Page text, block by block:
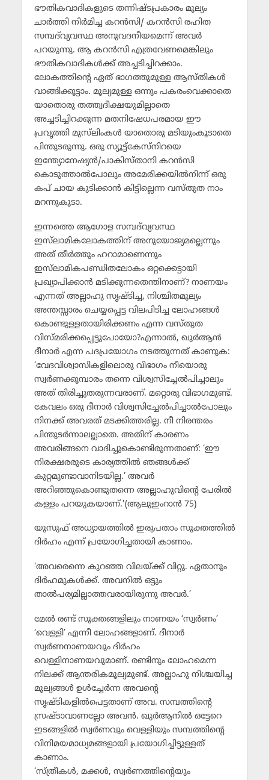
ഭൗതികവാദികളുടെ തന്നിഷ്ടപ്രകാരം മൂല്യം
ചാര്‍ത്തി നിര്‍മിച്ച കറന്‍സി/ കറന്‍സി രഹിത
സമ്പദ്‌വ്യവസ്ഥ അനുവദനീയമെന്ന് അവര്‍
പറയുന്നു. ആ കറന്‍സി എത്രവേണമെങ്കിലും
ഭൗതികവാദികള്‍ക്ക് അച്ചടിച്ചിറക്കാം.
ലോകത്തിന്റെ ഏത് ഭാഗത്തുമുള്ള ആസ്തികള്‍
വാങ്ങിക്കൂട്ടാം. മൂല്യമുള്ള ഒന്നും പകരംവെക്കാതെ
യാതൊരു തത്ത്വദീക്ഷയുമില്ലാതെ
അച്ചടിച്ചിറക്കുന്ന മതനിഷേധപരമായ ഈ
പ്രവൃത്തി മുസ്‌ലിംകള്‍ യാതൊരു മടിയുംകൂടാതെ
പിന്തുടരുന്നു. ഒരു സ്യൂട്ട്‌കേസ്‌നിറയെ
ഇന്ത്യോനേഷ്യന്‍/പാകിസ്താനി കറന്‍സി
കൊടുത്താല്‍പോലും അമേരിക്കയില്‍നിന്ന് ഒരു
കപ് ചായ കുടിക്കാന്‍ കിട്ടില്ലെന്ന വസ്തുത നാം
മറന്നുകൂടാ.
ഇന്നത്തെ ആഗോള സമ്പദ്‌വ്യവസ്ഥ
ഇസ്‌ലാമികലോകത്തിന് അനുയോജ്യമല്ലെന്നും
അത് തീര്‍ത്തും ഹറാമാണെന്നും
ഇസ്‌ലാമികപണ്ഡിതലോകം ഒറ്റക്കെട്ടായി
പ്രഖ്യാപിക്കാന്‍ മടിക്കുന്നതെന്തിനാണ്? നാണയം
എന്നത് അല്ലാഹു സൃഷ്ടിച്ച, നിശ്ചിതമൂല്യം
അന്തസ്സാരം ചെയ്യപ്പെട്ട വിലപിടിച്ച ലോഹങ്ങള്‍
കൊണ്ടുള്ളതായിരിക്കണം എന്ന വസ്തുത
വിസ്മരിക്കപ്പെട്ടുപോയോ?എന്നാല്‍, ഖുര്‍ആന്‍
ദീനാര്‍ എന്ന പദപ്രയോഗം നടത്തുന്നത് കാണുക:
‘വേദവിശ്വാസികളിലൊരു വിഭാഗം നീയൊരു
സ്വര്‍ണക്കൂമ്പാരം തന്നെ വിശ്വസിച്ചേല്‍പിച്ചാലും
അത് തിരിച്ചുതരുന്നവരാണ്. മറ്റൊരു വിഭാഗമുണ്ട്.
കേവലം ഒരു ദീനാര്‍ വിശ്വസിച്ചേല്‍പിച്ചാല്‍പോലും
നിനക്ക് അവരത് മടക്കിത്തരില്ല. നീ നിരന്തരം
പിന്തുടര്‍ന്നാലല്ലാതെ. അതിന് കാരണം
അവരിങ്ങനെ വാദിച്ചുകൊണ്ടിരുന്നതാണ്: ‘ഈ
നിരക്ഷരരുടെ കാര്യത്തില്‍ ഞങ്ങള്‍ക്ക്
കുറ്റമുണ്ടാവാനിടയില്ല.’ അവര്‍
അറിഞ്ഞുകൊണ്ടുതന്നെ അല്ലാഹുവിന്റെ പേരില്‍
കള്ളം പറയുകയാണ്.'(ആലുഇംറാന്‍ 75)
യൂസുഫ് അധ്യായത്തില്‍ ഇരുപതാം സൂക്തത്തില്‍
ദിര്‍ഹം എന്ന് പ്രയോഗിച്ചതായി കാണാം.
‘അവരെന്നെ കുറഞ്ഞ വിലയ്ക്ക് വിറ്റു. ഏതാനും
ദിര്‍ഹമുകള്‍ക്ക്. അവനില്‍ ഒട്ടും
താല്‍പര്യമില്ലാത്തവരായിരുന്നു അവര്‍.’
മേല്‍ രണ്ട് സൂക്തങ്ങളിലും നാണയം ‘സ്വര്‍ണം’
‘വെള്ളി’ എന്നീ ലോഹങ്ങളാണ്. ദീനാര്‍
സ്വര്‍ണനാണയവും ദിര്‍ഹം
വെള്ളിനാണയവുമാണ്. രണ്ടിനും ലോഹമെന്ന
നിലക്ക് ആന്തരികമൂല്യമുണ്ട്. അല്ലാഹു നിശ്ചയിച്ച
മൂല്യങ്ങള്‍ ഉള്‍ച്ചേര്‍ന്ന അവന്റെ
സൃഷ്ടികളില്‍പെട്ടതാണ് അവ. സമ്പത്തിന്റെ
സ്രഷ്ടാവാണല്ലോ അവന്‍. ഖുര്‍ആനില്‍ ഒട്ടേറെ
ഇടങ്ങളില്‍ സ്വര്‍ണവും വെള്ളിയും സമ്പത്തിന്റെ
വിനിമയമാധ്യമങ്ങളായി പ്രയോഗിച്ചിട്ടുള്ളത്
കാണാം.
‘സ്ത്രീകള്‍, മക്കള്‍, സ്വര്‍ണത്തിന്റെയും